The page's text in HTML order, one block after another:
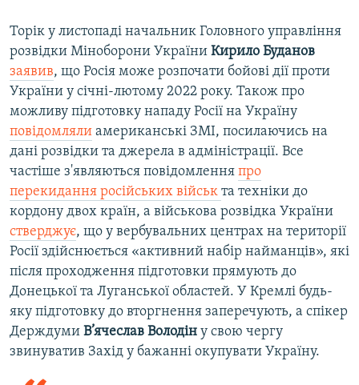
Торік у листопаді начальник Головного управління
розвідки Міноборони України Кирило Буданов
заявив, що Росія може розпочати бойові дії проти
України у січні-лютому 2022 року. Також про
можливу підготовку нападу Росії на Україну
повідомляли американські ЗМІ, посилаючись на
дані розвідки та джерела в адміністрації. Все
частіше з'являються повідомлення про
перекидання російських військ та техніки до
кордону двох країн, а військова розвідка України
стверджує, що у вербувальних центрах на території
Росії здійснюється «активний набір найманців», які
після проходження підготовки прямують до
Донецької та Луганської областей. У Кремлі будь-
яку підготовку до вторгнення заперечують, а спікер
Держдуми В’ячеслав Володін у свою чергу
звинуватив Захід у бажанні окупувати Україну.